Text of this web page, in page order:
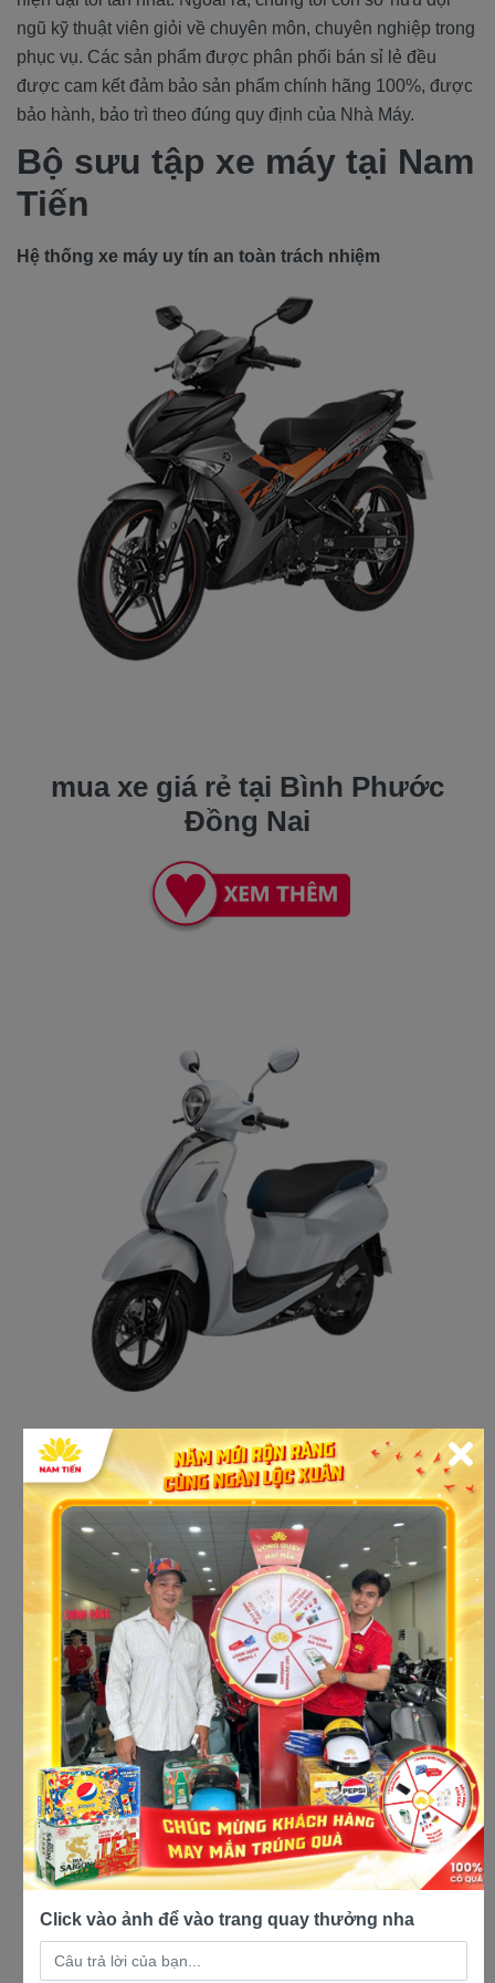
ngũ kỹ thuật viên giỏi về chuyên môn, chuyên nghiệp trong
phục vụ. Các sản phẩm được phân phối bán sỉ lẻ đều
được cam kết đảm bảo sản phẩm chính hãng 100%, được
bảo hành, bảo trì theo đúng quy định của Nhà Máy.
Bộ sưu tập xe máy tại Nam
Tiến
Hệ thống xe máy uy tín an toàn trách nhiệm
mua xe giá rẻ tại Bình Phước
Đồng Nai
cửa hàng xe máy giá rẻ uy tín tại
Đồng Nai
Click vào ảnh để vào trang quay thưởng nha